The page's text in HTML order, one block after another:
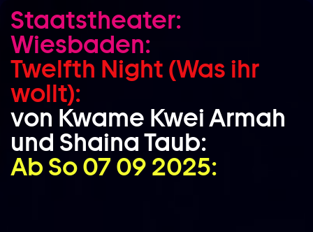
Zum Hauptinhalt springen
Zum Footer springen
Staatstheater:
Wiesbaden:
Twelfth Night (Was ihr
wollt):
von Kwame Kwei Armah
und Shaina Taub:
Ab So 07 09 2025: